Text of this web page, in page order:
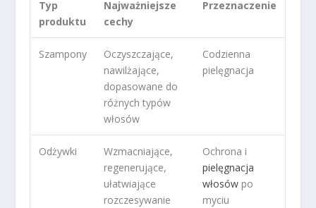
Typ
produktu
Najważniejsze
cechy
Przeznaczenie
Szampony
Oczyszczające,
nawilżające,
dopasowane do
różnych typów
włosów
Codzienna
pielęgnacja
Odżywki
Wzmacniające,
regenerujące,
ułatwiające
rozczesywanie
Ochrona i
pielęgnacja
włosów po
myciu